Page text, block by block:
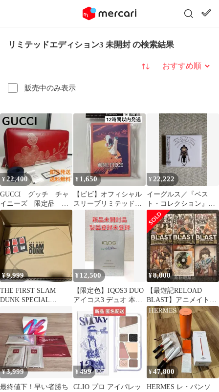
リミテッドエディション3 未開封 の検索結果
販売中のみ表示
並び替え
¥22,400
GUCCI グッチ チャ
イニーズ 限定品 ラ
ウンドファスナー 保
存袋・付属品
¥ 1,650
【ビビ】オフィシャル
スリーブリミテッドエ
ド 公式
¥ 22,222
イーグルス／『ベス
ト・コレクション』Ｃ
Ｄ２枚＋ＤＶＤ１枚
（初回生産限定盤）
¥9,999
THE FIRST SLAM
DUNK SPECIAL
¥ 12,500
【限定色】IQOS3 DUO
アイコス3 デュオ 本体
ムーンシルバー
¥8,000
【最遊記RELOAD
BLAST】アニメイト限
定版コミック全3巻＋特
典冊子&CD
¥3,999
最終値下！早い者勝ち
¥499
CLIO プロ アイパレッ
¥47,800
HERMES レ・パンソ